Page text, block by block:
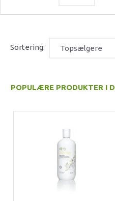
Sortering:
POPULÆRE PRODUKTER I